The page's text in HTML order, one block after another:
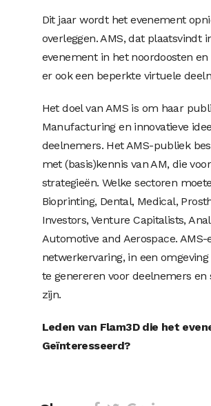
Dit jaar wordt het evenement
overleggen. AMS, dat plaatsvindt
evenement in het noordoosten
er ook een beperkte virtuele
Het doel van AMS is om haar
Manufacturing en innovatieve
deelnemers. Het AMS-publiek
met (basis)kennis van AM, die
strategieën. Welke sectoren
Bioprinting, Dental, Medical,
Investors, Venture Capitalists,
Automotive and Aerospace.
netwerkervaring, in een
te genereren voor deelnemers
zijn.
Leden van Flam3D die het
Geïnteresseerd?